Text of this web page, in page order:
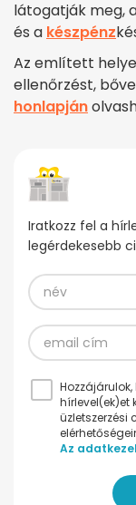
látogatják meg,
és a készpénz
Az említett
ellenőrzést,
honlapján
Iratkozz fel a
legérdekesebb
hírlevel(ek)et
Az